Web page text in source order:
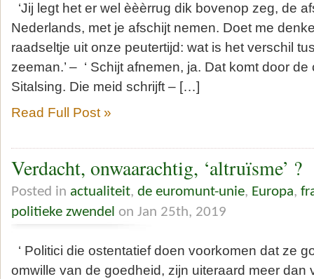
‘Jij legt het er wel èèèrrug dik bovenop zeg, de
Nederlands, met je afschijt nemen. Doet me
raadseltje uit onze peutertijd: wat is het verschil
zeeman.’ – ‘ Schijt afnemen, ja. Dat komt door
Sitalsing. Die meid schrijft – […]
Read Full Post »
Verdacht, onwaarachtig, ‘altruïsme’ ?
Posted in actualiteit, de euromunt-unie, Europa,
politieke zwendel on Jan 25th, 2019
‘ Politici die ostentatief doen voorkomen dat ze
omwille van de goedheid, zijn uiteraard meer dan